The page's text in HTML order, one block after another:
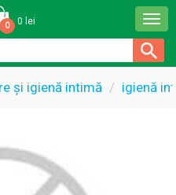
0 0 lei
și igienă intimă igienă